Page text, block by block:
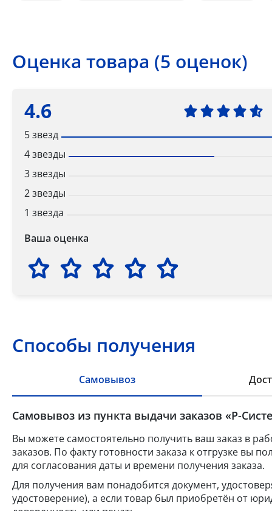
Оценка товара (5 оценок)
4.6
5 звезд
4 звезды
3 звезды
2 звезды
1 звезда
Ваша оценка
Способы получения
Самовывоз
Самовывоз из пункта выдачи заказов «Р-
Вы можете самостоятельно получить ваш заказ в
заказов. По факту готовности заказа к отгрузке вы
для согласования даты и времени получения заказа.
Для получения вам понадобится документ,
удостоверение), а если товар был приобретён от